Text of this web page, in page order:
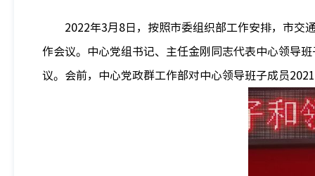
2022年3月8日，按照市委组织部工作安排，市交
作会议。中心党组书记、主任金刚同志代表中心领导
议。会前，中心党政群工作部对中心领导班子成员